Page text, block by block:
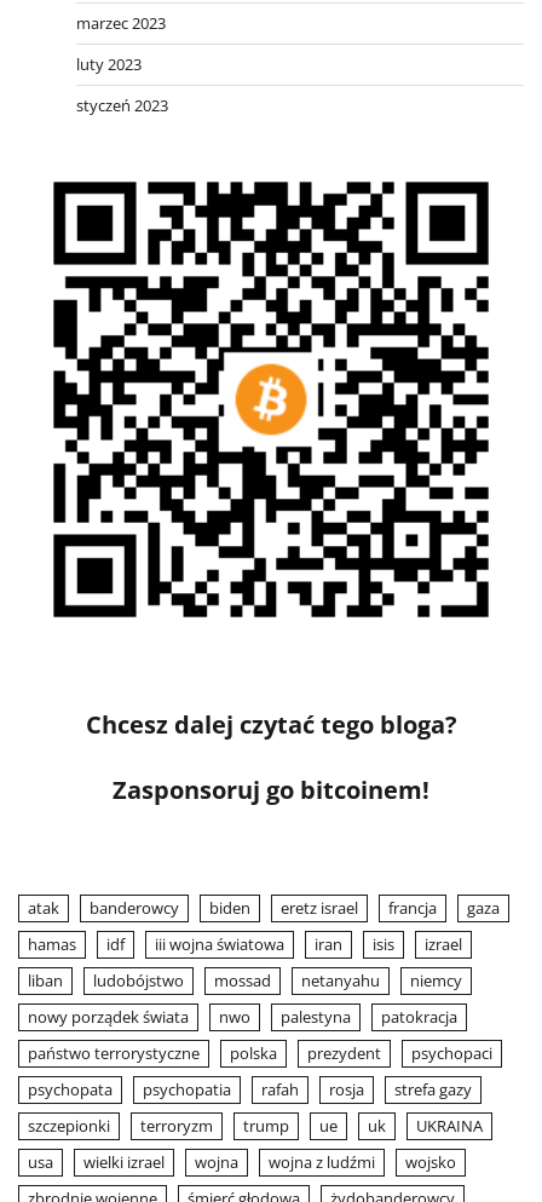
marzec 2023
luty 2023
styczeń 2023
Chcesz dalej czytać tego bloga?
Zasponsoruj go bitcoinem!
atak banderowcy biden eretz israel francja
gaza
hamas
idf iii wojna światowa iran isis
izrael
liban
ludobójstwo mossad netanyahu
niemcy
nowy porządek świata
nwo palestyna
patokracja
państwo terrorystyczne
polska prezydent
psychopaci
psychopata
psychopatia rafah rosja
strefa gazy
szczepionki
terroryzm trump ue uk
UKRAINA
usa
wielki izrael wojna wojna z ludźmi
wojsko